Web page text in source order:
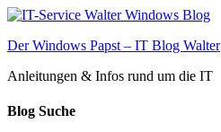
Zum
springen
Der Windows Papst – IT Blog Walter
Anleitungen & Infos rund um die IT
Blog Suche